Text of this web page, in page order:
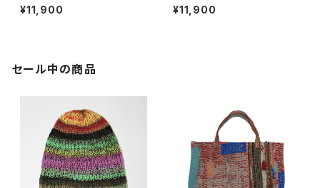
¥11,900 ¥11,900
セール中の商品